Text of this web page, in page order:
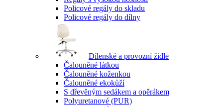
Policové regály do skladu
Policové regály do dílny
Dílenské a provozní židle
Čalouněné látkou
Čalouněné koženkou
Čalouněné ekokůží
S dřevěným sedákem a opěrákem
Polyuretanové (PUR)